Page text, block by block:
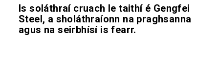
Is soláthraí cruach le taithí é Gengfei
Steel, a sholáthraíonn na praghsanna
agus na seirbhísí is fearr.